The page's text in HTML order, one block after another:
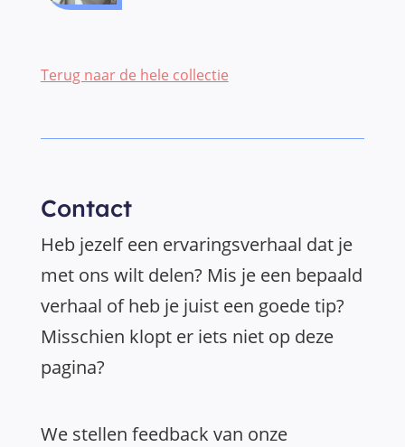
Terug naar de hele collectie
Contact
Heb jezelf een ervaringsverhaal dat je
met ons wilt delen? Mis je een bepaald
verhaal of heb je juist een goede tip?
Misschien klopt er iets niet op deze
pagina?
We stellen feedback van onze